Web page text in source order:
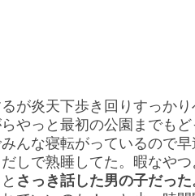
が炎天下歩き回りすっか
やっと最初の公園までも
んな寝転がっているので
しで熟睡してた。暇なや
さっき話した男の子だった